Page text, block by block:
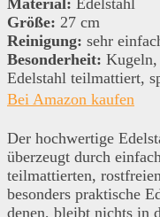
Material: Edelstahl
Größe: 27 cm
Reinigung: sehr
Besonderheit: Kugeln,
Edelstahl teilmattiert,
Bei Amazon kaufen
Der hochwertige
überzeugt durch
teilmattierten,
besonders praktische
denen, bleibt nichts in